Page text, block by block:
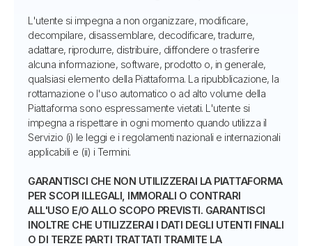
L'utente si impegna a non organizzare, modificare,
decompilare, disassemblare, decodificare, tradurre,
adattare, riprodurre, distribuire, diffondere o trasferire
alcuna informazione, software, prodotto o, in generale,
qualsiasi elemento della Piattaforma. La ripubblicazione, la
rottamazione o l'uso automatico o ad alto volume della
Piattaforma sono espressamente vietati. L'utente si
impegna a rispettare in ogni momento quando utilizza il
Servizio (i) le leggi e i regolamenti nazionali e internazionali
applicabili e (ii) i Termini.
GARANTISCI CHE NON UTILIZZERAI LA PIATTAFORMA
PER SCOPI ILLEGALI, IMMORALI O CONTRARI
ALL'USO E/O ALLO SCOPO PREVISTI. GARANTISCI
INOLTRE CHE UTILIZZERAI I DATI DEGLI UTENTI FINALI
O DI TERZE PARTI TRATTATI TRAMITE LA